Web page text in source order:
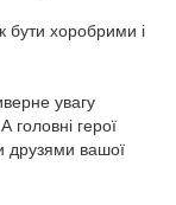
бути хоробрими і
увагу
головні герої
друзями вашої